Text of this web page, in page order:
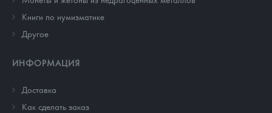
Книги по нумизматике
Другое
ИНФОРМАЦИЯ
Доставка
Как сделать заказ